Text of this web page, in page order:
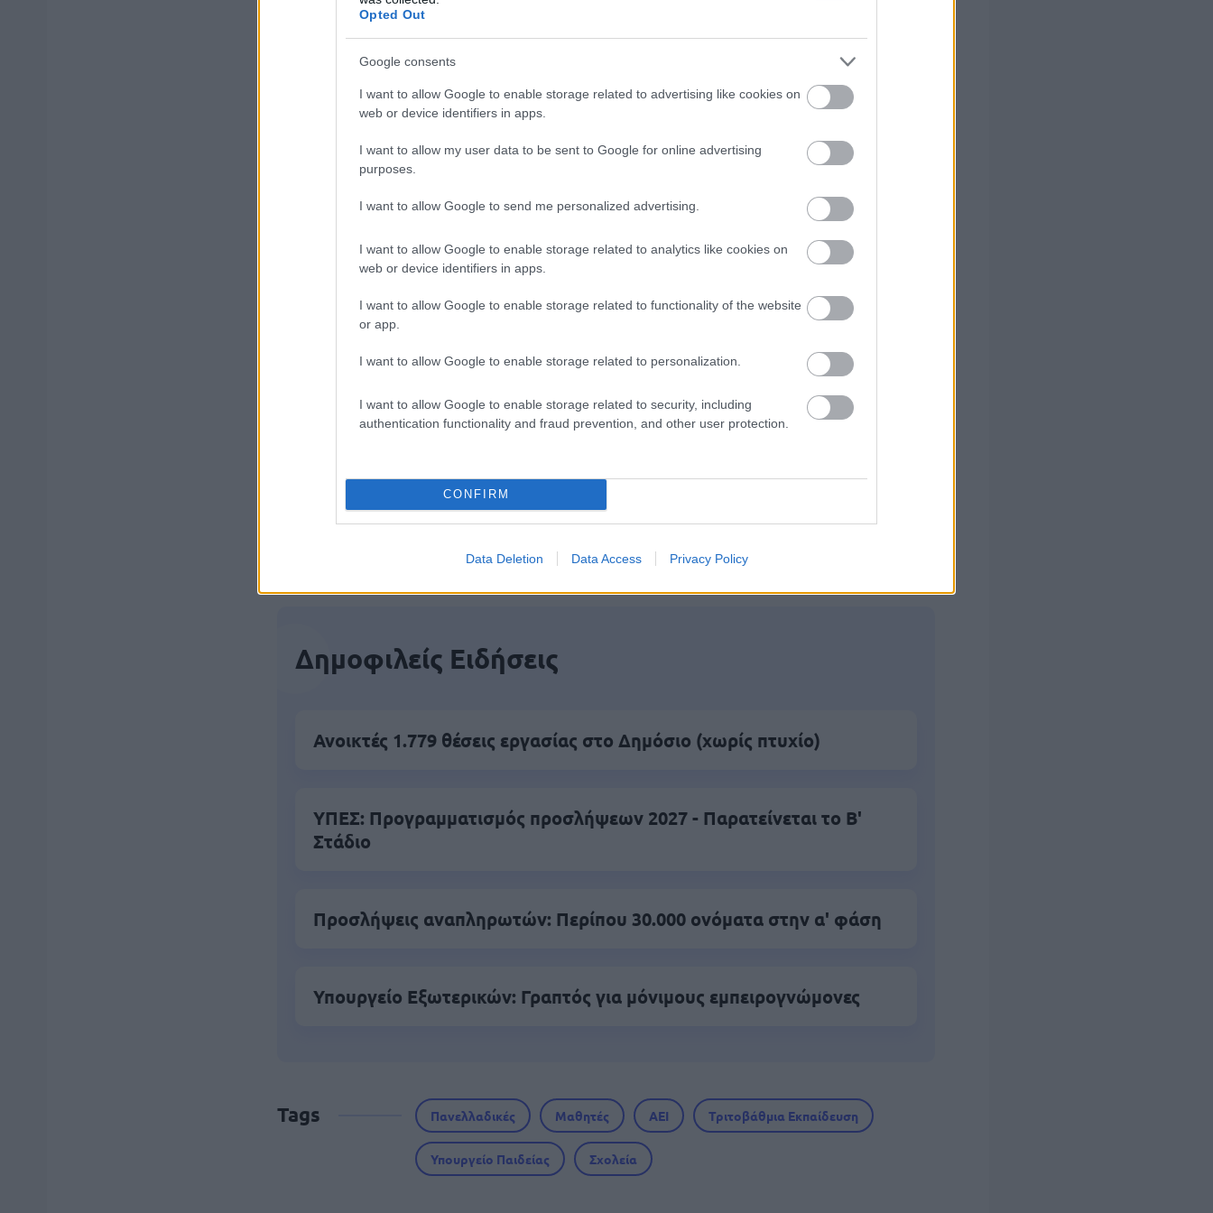
Opted Out
Google consents
I want to allow Google to enable storage related to advertising like cookies on
web or device identifiers in apps.
I want to allow my user data to be sent to Google for online advertising
purposes.
I want to allow Google to send me personalized advertising.
I want to allow Google to enable storage related to analytics like cookies on
web or device identifiers in apps.
I want to allow Google to enable storage related to functionality of the website
or app.
I want to allow Google to enable storage related to personalization.
I want to allow Google to enable storage related to security, including
authentication functionality and fraud prevention, and other user protection.
CONFIRM
Data Deletion Data Access Privacy Policy
πολλά μαθήματα καινούργια βιβλία, καινούργια προγράμματα σπουδών, και βέβαια νέο
εξοπλισμό που θα στείλουμε από διαδραστικούς πίνακες, από νέο αθλητικό εξοπλισμό
για τα σχολεία».
Κλείνοντας, επισήμανε ότι είναι νωρίς για εκτιμήσεις σχετικά με τις βάσεις, λέγοντας:
«Ας πάρουν λίγο τα παιδιά τις ανάσες τους, και σύντομα θα έχουν και τα
αποτελέσματα».
ΑΣΕΠ: Πιστοποίηση Αγγλικών σε μόνο 2 ημέρες στα χέρια σας
μέρες
Μάθε πρώτος όλες τις σημαντικές ειδήσεις.
Δημοφιλείς Ειδήσεις
Ανοικτές 1.779 θέσεις εργασίας στο Δημόσιο (χωρίς πτυχίο)
ΥΠΕΣ: Προγραμματισμός προσλήψεων 2027 - Παρατείνεται το Β'
Στάδιο
Προσλήψεις αναπληρωτών: Περίπου 30.000 ονόματα στην α' φάση
Υπουργείο Εξωτερικών: Γραπτός για μόνιμους εμπειρογνώμονες
Tags Πανελλαδικές Μαθητές ΑΕΙ Τριτοβάθμια Εκπαίδευση
Υπουργείο Παιδείας Σχολεία